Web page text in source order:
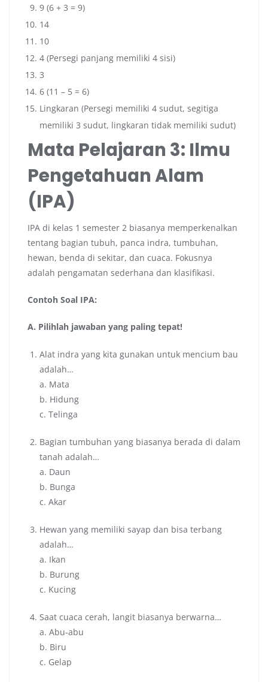
9 (6 + 3 = 9)
14
10
4 (Persegi panjang memiliki 4 sisi)
3
6 (11 – 5 = 6)
Lingkaran (Persegi memiliki 4 sudut, segitiga
memiliki 3 sudut, lingkaran tidak memiliki sudut)
Mata Pelajaran 3: Ilmu
Pengetahuan Alam
(IPA)
IPA di kelas 1 semester 2 biasanya memperkenalkan
tentang bagian tubuh, panca indra, tumbuhan,
hewan, benda di sekitar, dan cuaca. Fokusnya
adalah pengamatan sederhana dan klasifikasi.
Contoh Soal IPA:
A. Pilihlah jawaban yang paling tepat!
Alat indra yang kita gunakan untuk mencium bau
adalah…
a. Mata
b. Hidung
c. Telinga
Bagian tumbuhan yang biasanya berada di dalam
tanah adalah…
a. Daun
b. Bunga
c. Akar
Hewan yang memiliki sayap dan bisa terbang
adalah…
a. Ikan
b. Burung
c. Kucing
Saat cuaca cerah, langit biasanya berwarna…
a. Abu-abu
b. Biru
c. Gelap